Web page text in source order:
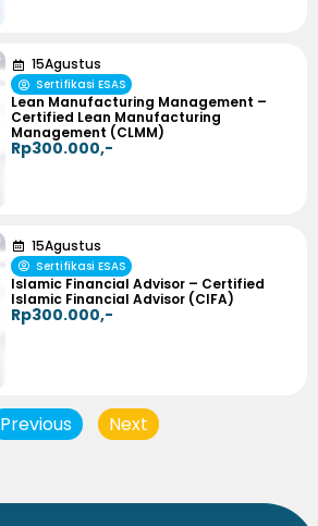
15Agustus
Sertifikasi ESAS
Lean Manufacturing Management –
Certified Lean Manufacturing
Management (CLMM)
Rp300.000,-
15Agustus
Sertifikasi ESAS
Islamic Financial Advisor – Certified
Islamic Financial Advisor (CIFA)
Rp300.000,-
Previous Next